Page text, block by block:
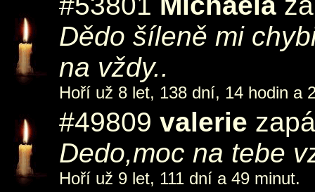
Dědo šíleně mi
na vždy..
Hoří už 8 let, 138 dní, 14 hodin a
#49809 valerie
Dedo,moc na tebe
Hoří už 9 let, 111 dní a 49 minut.